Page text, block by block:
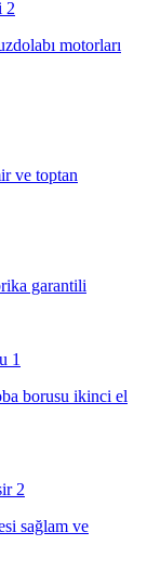
motorları
ve toptan
garantili
borusu ikinci el
sağlam ve